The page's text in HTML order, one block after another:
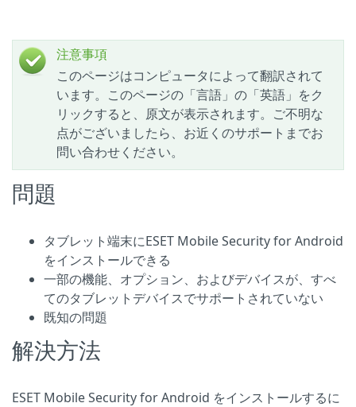
注意事項
このページはコンピュータによって翻訳されて
います。このページの「言語」の「英語」をク
リックすると、原文が表示されます。ご不明な
点がございましたら、お近くのサポートまでお
問い合わせください。
問題
タブレット端末にESET Mobile Security for Android
をインストールできる
一部の機能、オプション、およびデバイスが、すべ
てのタブレットデバイスでサポートされていない
既知の問題
解決方法
ESET Mobile Security for Android をインストールするに